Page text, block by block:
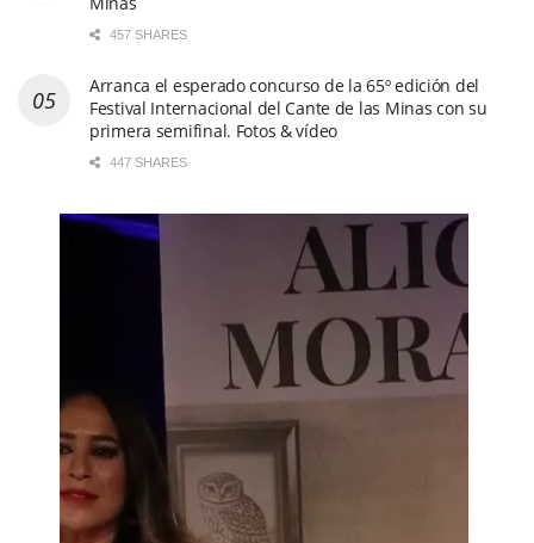
457 SHARES
Arranca el esperado concurso de la 65º edición del
Festival Internacional del Cante de las Minas con su
primera semifinal. Fotos & vídeo
447 SHARES